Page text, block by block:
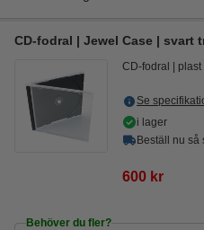
CD-fodral | Jewel Case | svart
CD-fodral plast
Se
i lager
Beställ nu så
600 kr
Behöver du fler?